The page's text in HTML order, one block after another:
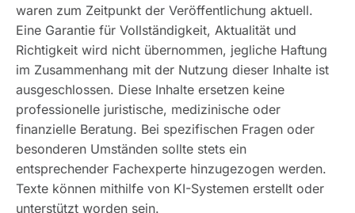
waren zum Zeitpunkt der Veröffentlichung aktuell.
Eine Garantie für Vollständigkeit, Aktualität und
Richtigkeit wird nicht übernommen, jegliche Haftung
im Zusammenhang mit der Nutzung dieser Inhalte ist
ausgeschlossen. Diese Inhalte ersetzen keine
professionelle juristische, medizinische oder
finanzielle Beratung. Bei spezifischen Fragen oder
besonderen Umständen sollte stets ein
entsprechender Fachexperte hinzugezogen werden.
Texte können mithilfe von KI-Systemen erstellt oder
unterstützt worden sein.